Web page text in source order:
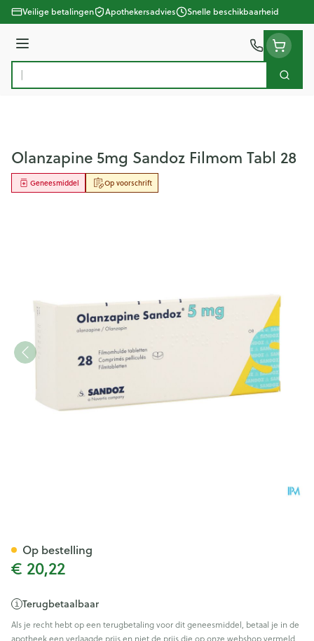
Ga naar de inhoud
Veilige betalingen Apothekersadvies Snelle beschikbaarheid
Menu
Product, merk, categorie...
Zoek
Olanzapine 5mg Sandoz Filmom Tabl 28
Op voorschrift
Geneesmiddel
€ 20,22
Terugbetaalbaar
Als je recht hebt op een terugbetaling voor dit geneesmiddel, betaal je in de
apotheek een verlaagde prijs en niet de prijs die op onze webshop vermeld
Op bestelling